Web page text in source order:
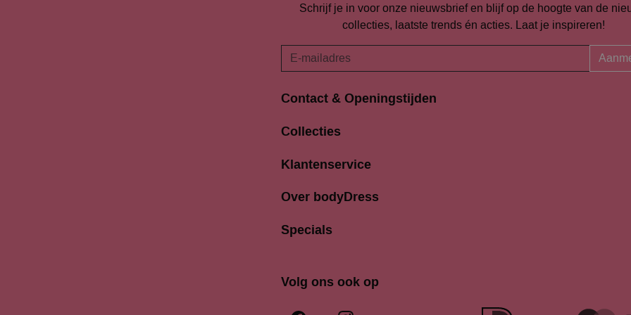
Schrijf je in voor onze nieuwsbrief en blijf op de hoogte van de
collecties, laatste trends én acties. Laat je inspireren!
Contact & Openingstijden
Langestraat 94-96
033 4690704
Collecties
Klantenservice
Over bodyDress
Specials
Volg ons ook op